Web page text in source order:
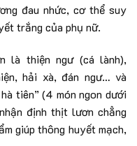
đau nhức, cơ thể suy
trắng của phụ nữ.
là thiện ngư (cá lành),
hải xà, đán ngư… và
tiên” (4 món ngon dưới
định thịt lươn chẳng
giúp thông huyết mạch,